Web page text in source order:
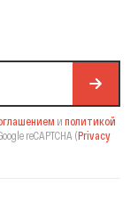
и политикой
reCAPTCHA (Privacy